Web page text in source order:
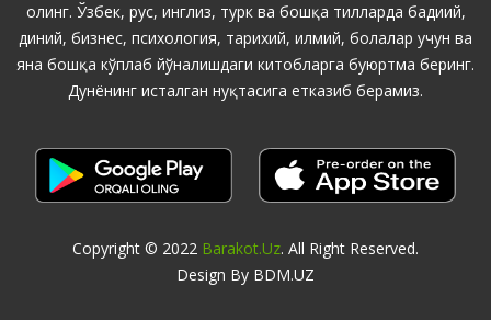
олинг. Ўзбек, рус, инглиз, турк ва бошқа тилларда бадиий,
диний, бизнес, психология, тарихий, илмий, болалар учун ва
яна бошқа кўплаб йўналишдаги китобларга буюртма беринг.
Дунёнинг исталган нуқтасига етказиб берамиз.
Copyright © 2022 Barakot.uz. All Right Reserved.
Design By BDM.UZ